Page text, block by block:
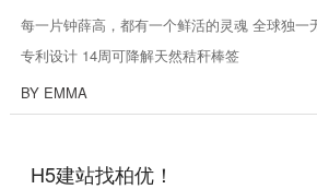
每一片钟薛高，都有一个鲜活的灵魂 全球独一
专利设计 14周可降解天然秸秆棒签
BY EMMA
H5建站找柏优！